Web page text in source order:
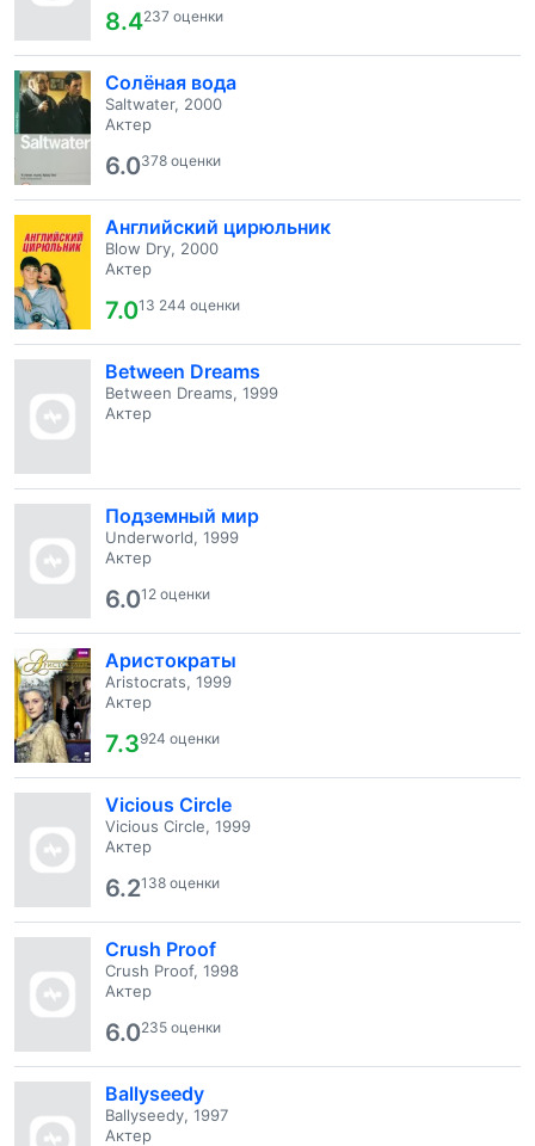
8.4237 оценки
Солёная вода
Saltwater, 2000
Актер
6.0378 оценки
Английский цирюльник
Blow Dry, 2000
Актер
7.013 244 оценки
Between Dreams
Between Dreams, 1999
Актер
Подземный мир
Underworld, 1999
Актер
6.012 оценки
Аристократы
Aristocrats, 1999
Актер
7.3924 оценки
Vicious Circle
Vicious Circle, 1999
Актер
6.2138 оценки
Crush Proof
Crush Proof, 1998
Актер
6.0235 оценки
Ballyseedy
Ballyseedy, 1997
Актер